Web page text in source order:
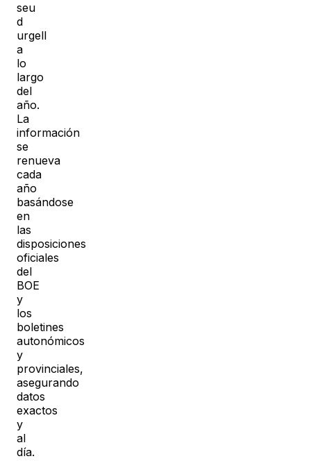
seu
d
urgell
a
lo
largo
del
año.
La
información
se
renueva
cada
año
basándose
en
las
disposiciones
oficiales
del
BOE
y
los
boletines
autonómicos
y
provinciales,
asegurando
datos
exactos
y
al
día.